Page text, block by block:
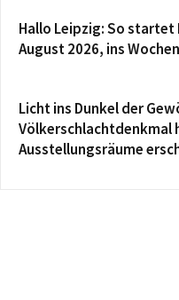
Hallo Leipzig: So startet
August 2026, ins
Licht ins Dunkel der
Völkerschlachtdenkmal
Ausstellungsräume